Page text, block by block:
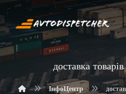
доставка
ІнфоЦентр